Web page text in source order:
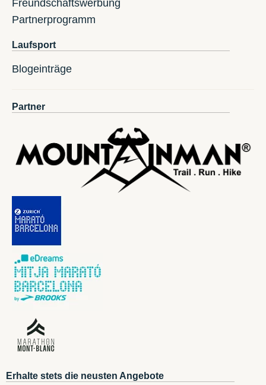
Freundschaftswerbung
Partnerprogramm
Laufsport
Blogeinträge
Partner
Erhalte stets die neusten Angebote